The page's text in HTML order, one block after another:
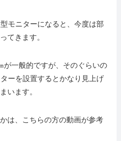
モニターになると、今度は部
てきます。
が一般的ですが、そのぐらいの
ーを設置するとかなり見上げ
います。
は、こちらの方の動画が参考